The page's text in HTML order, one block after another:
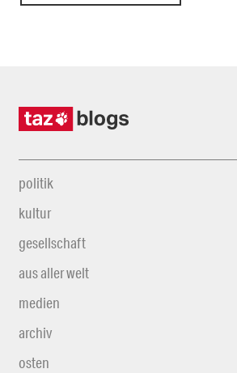
politik
kultur
gesellschaft
aus aller welt
medien
archiv
osten